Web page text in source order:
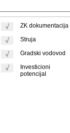
ZK dokumentacija
Struja
Gradski vodovod
Investicioni
potencijal